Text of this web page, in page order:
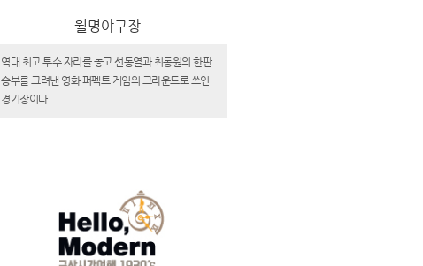
월명야구장
역대 최고 투수 자리를 놓고 선동열과 최동원의 한판
승부를 그려낸 영화 퍼펙트 게임의 그라운드로 쓰인
경기장이다.